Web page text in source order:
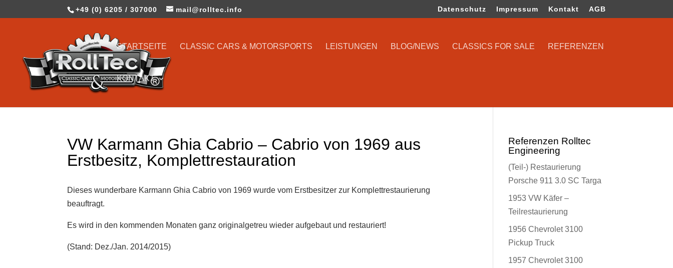
+49 (0) 6205 / 307000 mail@rolltec.info Datenschutz Impressum Kontakt AGB
STARTSEITE CLASSIC CARS & MOTORSPORTS LEISTUNGEN BLOG/NEWS CLASSICS FOR SALE REFERENZEN
KONTAKT
VW Karmann Ghia Cabrio – Cabrio von 1969 aus
Erstbesitz, Komplettrestauration
Dieses wunderbare Karmann Ghia Cabrio von 1969 wurde vom Erstbesitzer zur Komplettrestaurierung
beauftragt.
Es wird in den kommenden Monaten ganz originalgetreu wieder aufgebaut und restauriert!
(Stand: Dez./Jan. 2014/2015)
Referenzen Rolltec
Engineering
(Teil-) Restaurierung
Porsche 911 3.0 SC Targa
1953 VW Käfer –
Teilrestaurierung
1956 Chevrolet 3100
Pickup Truck
1957 Chevrolet 3100